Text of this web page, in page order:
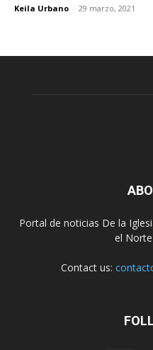
Keila Urbano - 29 marzo, 2021
Portal de noticias De la
el
Contact us: